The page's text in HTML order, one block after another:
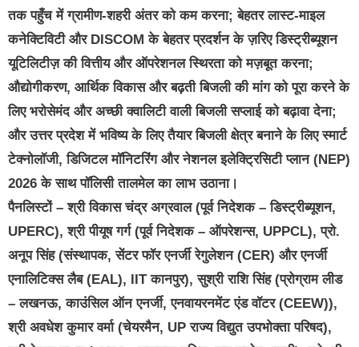
तक पहुँच में ग्रामीण-शहरी अंतर को कम करना; बेहतर लास्ट-माइल
कनेक्टिविटी और DISCOM के बेहतर प्रदर्शन के ज़रिए डिस्ट्रीब्यूशन
यूटिलिटीज़ की वित्तीय और ऑपरेशनल स्थिरता को मज़बूत करना;
औद्योगीकरण, आर्थिक विकास और बढ़ती बिजली की मांग को पूरा करने के
लिए भरोसेमंद और अच्छी क्वालिटी वाली बिजली सप्लाई को बढ़ावा देना;
और उत्तर प्रदेश में भविष्य के लिए तैयार बिजली क्षेत्र बनाने के लिए स्मार्ट
टेक्नोलॉजी, डिजिटल मॉनिटरिंग और नेशनल इलेक्ट्रिसिटी प्लान (NEP)
2026 के साथ पॉलिसी तालमेल का लाभ उठाना।
पैनलिस्टों – श्री विकास चंद्र अग्रवाल (पूर्व निदेशक – डिस्ट्रीब्यूशन,
UPERC), श्री पीयूष गर्ग (पूर्व निदेशक – ऑपरेशन्स, UPPCL), प्रो.
अनूप सिंह (संस्थापक, सेंटर फॉर एनर्जी रेगुलेशन (CER) और एनर्जी
एनालिटिक्स लैब (EAL), IIT कानपुर), सुश्री राशि सिंह (प्रोग्राम लीड
– लखनऊ, काउंसिल ऑन एनर्जी, एनवायरनमेंट एंड वॉटर (CEEW)),
श्री अवधेश कुमार वर्मा (चेयरमैन, UP राज्य विद्युत उपभोक्ता परिषद),